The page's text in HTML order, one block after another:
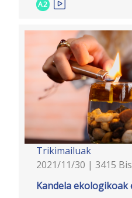
A2
Trikimailuak
2021/11/30 | 3415
Kandela